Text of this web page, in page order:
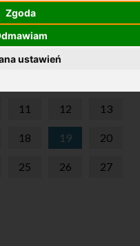
Zgoda
ustawień
2026
PIĄ SOB NIE
11 12 13
18 19 20
25 26 27